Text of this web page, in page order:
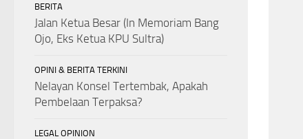
BERITA
Jalan Ketua Besar (In Memoriam Bang
Ojo, Eks Ketua KPU Sultra)
OPINI & BERITA TERKINI
Nelayan Konsel Tertembak, Apakah
Pembelaan Terpaksa?
LEGAL OPINION